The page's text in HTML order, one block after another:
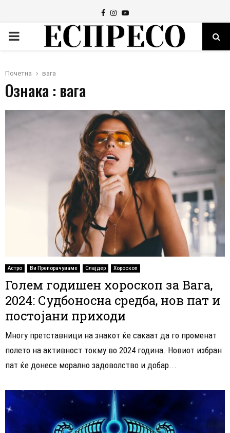
Facebook
Instagram
Youtube
PRIMARY
Почетна вага
Ознака : вага
Астро Ви Препорачуваме Слајдер Хороскоп
Голем годишен хороскоп за Вага,
2024: Судбоносна средба, нов пат и
постојани приходи
Многу претставници на знакот ќе сакаат да го променат
полето на активност токму во 2024 година. Новиот избран
пат ќе донесе морално задоволство и добар...